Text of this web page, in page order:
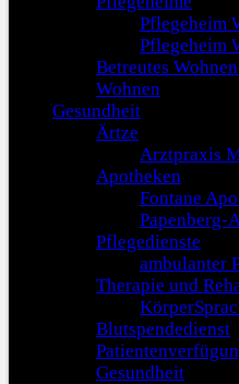
Pflegeheim
Pflegeheim
Betreutes Wohnen
Wohnen
Gesundheit
Ärtze
Arztpraxis
Apotheken
Fontane
Papenberg-
Pflegedienste
ambulanter
Therapie und
Blutspendedienst
Gesundheit